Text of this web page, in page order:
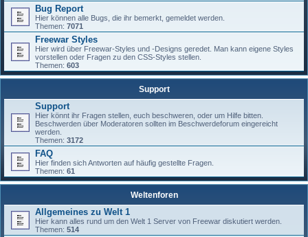
Bug Report
Hier können alle Bugs, die ihr bemerkt, gemeldet werden.
Themen: 7071
Freewar Styles
Hier wird über Freewar-Styles und -Designs geredet. Man kann eigene Styles
vorstellen oder Fragen zu den CSS-Styles stellen.
Themen: 603
Support
Support
Hier könnt ihr Fragen stellen, euch beschweren, oder um Hilfe bitten.
Beschwerden über Moderatoren sollten im Beschwerdeforum eingereicht
werden.
Themen: 3172
FAQ
Hier finden sich Antworten auf häufig gestellte Fragen.
Themen: 61
Weltenforen
Allgemeines zu Welt 1
Hier kann alles rund um den Welt 1 Server von Freewar diskutiert werden.
Themen: 514